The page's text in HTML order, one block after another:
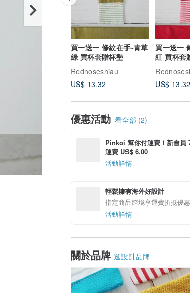
買一送一 條紋在手-青草
綠 買杯套贈杯墊
Rednoseshiau
US$ 13.32
買一送一
紅 買杯套
US$ 13.32
優惠活動 看全部 (2)
Pinkoi 幫你付運費！新會員
運費 US$ 6.00
活動詳情
輕鬆擁有海外好設計
指定商品跨境享運費折抵優惠
活動詳情
關於品牌 逛設計品牌